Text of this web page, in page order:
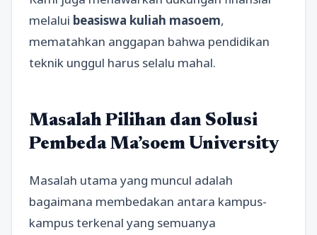
melalui beasiswa kuliah masoem,
mematahkan anggapan bahwa pendidikan
teknik unggul harus selalu mahal.
Masalah Pilihan dan Solusi
Pembeda Ma’soem University
Masalah utama yang muncul adalah
bagaimana membedakan antara kampus-
kampus terkenal yang semuanya